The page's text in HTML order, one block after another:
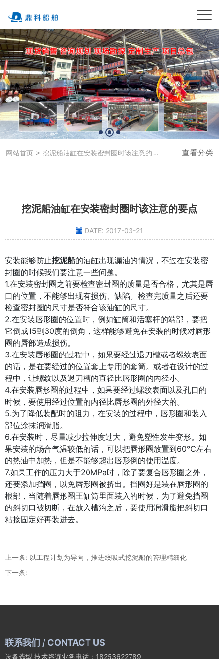
网站首页 > 挖泥船油缸在安装密封圈时该注意的要点 查看分类
挖泥船油缸在安装密封圈时该注意的要点
DATE: 2017-03-21
安装能够防止挖泥船的油缸出现漏油的情况，不过在安装密
封圈的时候我们要注意一些问题。
1.在安装密封圈之前要检查密封圈的质量是否合格，尤其是唇
口的位置，不能够出现有损伤、缺陷。检查完质量之后还要
检查密封圈的尺寸是否符合该油缸的尺寸。
2.在安装唇形圈的位置时，例如缸筒和活塞杆的端部，要把
它倒成15到30度的倒角，这样能够避免在安装的时候对唇形
圈的唇部造成损伤。
3.在安装唇形圈的过程中，如果要经过退刀槽或者螺纹表面
的话，是在要经过的位置套上专用的套筒。或者在设计的过
程中，让螺纹以及退刀槽的直径比唇形圈的内径小。
4.在安装唇形圈的过程中，如果要经过螺纹表面以及孔口的
时候，要使用经过位置的内径比唇形圈的外径大的。
5.为了降低装配时的阻力，在安装的过程中，唇形圈和装入
部位涂抹润滑脂。
6.在安装时，尽量减少拉伸度过大，避免塑性发生变形。如
果安装的场合气温较低的话，可以把唇形圈放置到60℃左右
的热油中加热，但是不能够超出唇形倒的使用温度。
7.如果工作的压力大于20MPa时，除了要复合唇形圈之外，
还要添加挡圈，以免唇形圈被挤出。挡圈好是装在唇形圈的
根部，当随着唇形圈王缸筒里面装入的时候，为了避免挡圈
的斜切口被切断，在放入槽沟之后，要使用润滑脂把斜切口
粘接固定好再装进去。
上一条: 以工程计划为导向，推进绞吸式挖泥船的管理精细化
下一条:
联系我们 / CONTACT US
设备选型 技术咨询业务电话：18253622789